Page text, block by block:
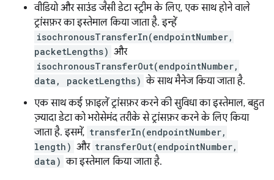
वीडियो और साउंड जैसी डेटा स्ट्रीम के लिए, एक साथ होने वाले
ट्रांसफ़र का इस्तेमाल किया जाता है. इन्हें
isochronousTransferIn(endpointNumber,
packetLengths) और
isochronousTransferOut(endpointNumber,
data, packetLengths) के साथ मैनेज किया जाता है.
एक साथ कई फ़ाइलें ट्रांसफ़र करने की सुविधा का इस्तेमाल, बहुत
ज़्यादा डेटा को भरोसेमंद तरीके से ट्रांसफ़र करने के लिए किया
जाता है. इसमें, transferIn(endpointNumber,
length) और transferOut(endpointNumber,
data) का इस्तेमाल किया जाता है.